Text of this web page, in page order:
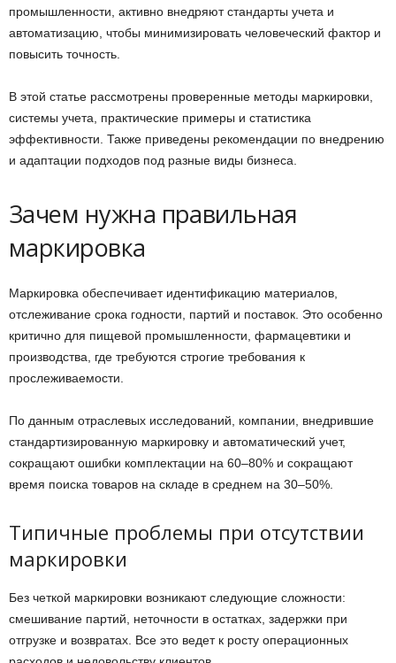
промышленности, активно внедряют стандарты учета и
автоматизацию, чтобы минимизировать человеческий фактор и
повысить точность.
В этой статье рассмотрены проверенные методы маркировки,
системы учета, практические примеры и статистика
эффективности. Также приведены рекомендации по внедрению
и адаптации подходов под разные виды бизнеса.
Зачем нужна правильная
маркировка
Маркировка обеспечивает идентификацию материалов,
отслеживание срока годности, партий и поставок. Это особенно
критично для пищевой промышленности, фармацевтики и
производства, где требуются строгие требования к
прослеживаемости.
По данным отраслевых исследований, компании, внедрившие
стандартизированную маркировку и автоматический учет,
сокращают ошибки комплектации на 60–80% и сокращают
время поиска товаров на складе в среднем на 30–50%.
Типичные проблемы при отсутствии
маркировки
Без четкой маркировки возникают следующие сложности:
смешивание партий, неточности в остатках, задержки при
отгрузке и возвратах. Все это ведет к росту операционных